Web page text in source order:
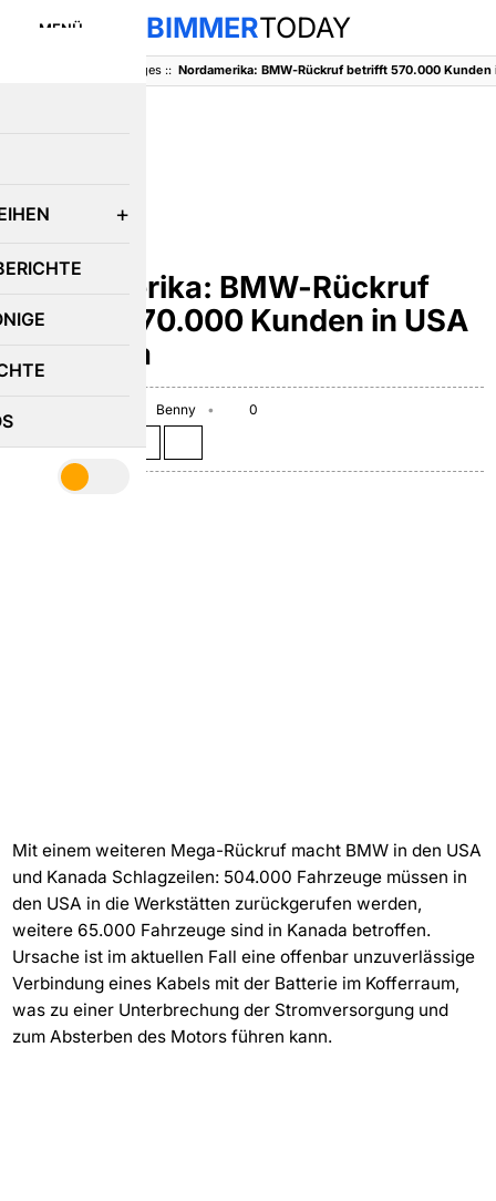
MENÜ BIMMERTODAY
Sonstiges::
Nordamerika: BMW-Rückruf
betrifft 570.000 Kunden in USA
& Kanada
Benny
0
Mit einem weiteren Mega-Rückruf macht BMW in den USA
und Kanada Schlagzeilen: 504.000 Fahrzeuge müssen in
den USA in die Werkstätten zurückgerufen werden,
weitere 65.000 Fahrzeuge sind in Kanada betroffen.
Ursache ist im aktuellen Fall eine offenbar unzuverlässige
Verbindung eines Kabels mit der Batterie im Kofferraum,
was zu einer Unterbrechung der Stromversorgung und
zum Absterben des Motors führen kann.